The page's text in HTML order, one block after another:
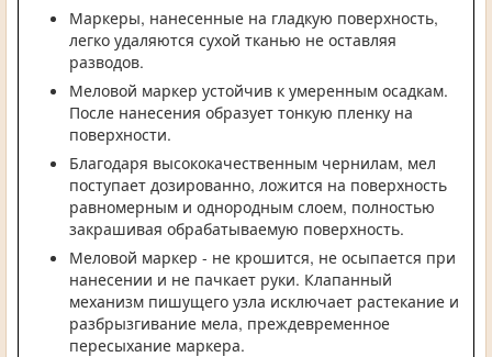
Маркеры, нанесенные на гладкую поверхность,
легко удаляются сухой тканью не оставляя
разводов.
Меловой маркер устойчив к умеренным осадкам.
После нанесения образует тонкую пленку на
поверхности.
Благодаря высококачественным чернилам, мел
поступает дозированно, ложится на поверхность
равномерным и однородным слоем, полностью
закрашивая обрабатываемую поверхность.
Меловой маркер - не крошится, не осыпается при
нанесении и не пачкает руки. Клапанный
механизм пишущего узла исключает растекание и
разбрызгивание мела, преждевременное
пересыхание маркера.